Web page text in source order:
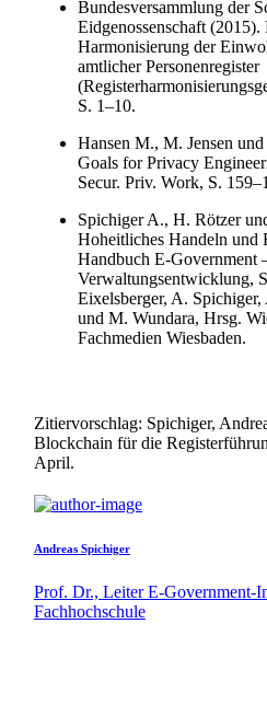
Bundesversammlung der
Eidgenossenschaft (2015).
Harmonisierung der
amtlicher Personenregister
S. 1–10.
Hansen M., M. Jensen
Goals for Privacy
Secur. Priv. Work, S.
Spichiger A., H. Rötzer
Hoheitliches Handeln und
Handbuch E-Government
Verwaltungsentwicklung,
Eixelsberger, A.
und M. Wundara, Hrsg.
Fachmedien Wiesbaden.
Zitiervorschlag: Spichiger,
Blockchain für die
April.
Andreas Spichiger
Prof. Dr., Leiter E-Government-
Fachhochschule